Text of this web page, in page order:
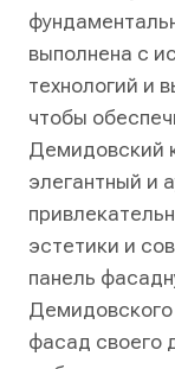
выполнена с
технологий и
чтобы
Демидовский
элегантный и
эстетики и
панель
Демидовского
фасад своего